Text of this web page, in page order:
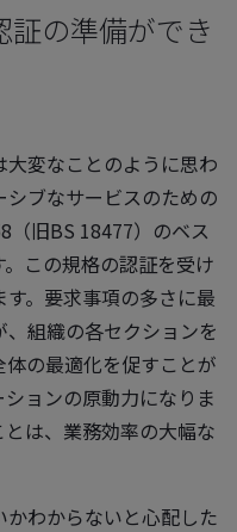
の準備ができ
変なことのように思わ
ブなサービスのための
旧BS 18477）のベス
この規格の認証を受け
。要求事項の多さに最
組織の各セクションを
の最適化を促すことが
ョンの原動力になりま
は、業務効率の大幅な
わからないと心配した